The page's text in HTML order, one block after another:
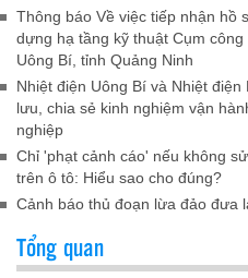
Thông báo Về việc tiếp nhận hồ
dựng hạ tầng kỹ thuật Cụm
Uông Bí, tỉnh Quảng Ninh
Nhiệt điện Uông Bí và Nhiệt
lưu, chia sẻ kinh nghiệm vận
nghiệp
Chỉ 'phạt cảnh cáo' nếu không
trên ô tô: Hiểu sao cho đúng?
Cảnh báo thủ đoạn lừa đảo đưa
Tổng quan